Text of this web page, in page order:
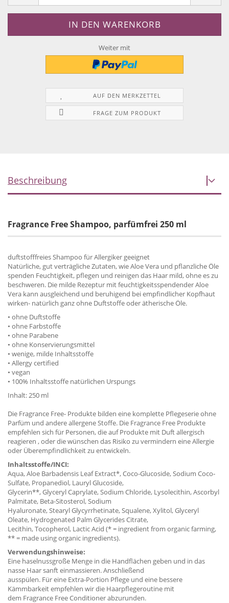
Weiter mit
AUF DEN MERKZETTEL
FRAGE ZUM PRODUKT
Beschreibung
Fragrance Free Shampoo, parfümfrei 250 ml
duftstofffreies Shampoo für Allergiker geeignet
Natürliche, gut verträgliche Zutaten, wie Aloe Vera und pflanzliche Öle
spenden Feuchtigkeit, pflegen und reinigen das Haar mild, ohne es zu
beschweren. Die milde Rezeptur mit feuchtigkeitsspendender Aloe
Vera kann ausgleichend und beruhigend bei empfindlicher Kopfhaut
wirken- natürlich ganz ohne Duftstoffe oder ätherische Öle.
• ohne Duftstoffe
• ohne Farbstoffe
• ohne Parabene
• ohne Konservierungsmittel
• wenige, milde Inhaltsstoffe
• Allergy certified
• vegan
• 100% Inhaltsstoffe natürlichen Urspungs
Inhalt: 250 ml
Die Fragrance Free- Produkte bilden eine komplette Pflegeserie ohne
Parfüm und andere allergene Stoffe. Die Fragrance Free Produkte
empfehlen sich für Personen, die auf Produkte mit Duft allergisch
reagieren , oder die wünschen das Risiko zu vermindern eine Allergie
oder Überempfindlichkeit zu entwickeln.
Inhaltsstoffe/INCI:
Aqua, Aloe Barbadensis Leaf Extract*, Coco-Glucoside, Sodium Coco-
Sulfate, Propanediol, Lauryl Glucoside,
Glycerin**, Glyceryl Caprylate, Sodium Chloride, Lysolecithin, Ascorbyl
Palmitate, Beta-Sitosterol, Sodium
Hyaluronate, Stearyl Glycyrrhetinate, Squalene, Xylitol, Glyceryl
Oleate, Hydrogenated Palm Glycerides Citrate,
Lecithin, Tocopherol, Lactic Acid (* = ingredient from organic farming,
** = made using organic ingredients).
Verwendungshinweise:
Eine haselnussgroße Menge in die Handflächen geben und in das
nasse Haar sanft einmassieren. Anschließend
ausspülen. Für eine Extra-Portion Pflege und eine bessere
Kämmbarkeit empfehlen wir die Haarpflegeroutine mit
dem Fragrance Free Conditioner abzurunden.